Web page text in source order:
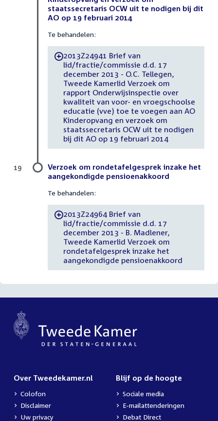
staatssecretaris OCW uit te nodigen bij dit
AO op 19 februari 2014
Te behandelen:
-2013Z24941 Brief van
lid/fractie/commissie d.d. 17
december 2013 - O.C. Tellegen,
Tweede Kamerlid Verzoek om
rapport Onderwijsinspectie over
kwaliteit van voor- en vroegschoolse
educatie (vve) toe te voegen aan AO
Kinderopvang en verzoek om
staatssecretaris OCW uit te nodigen
bij dit AO op 19 februari 2014
Verzoek om rondetafelgesprek inzake het
aangekondigde pensioenakkoord
Te behandelen:
-2013Z24964 Brief van
lid/fractie/commissie d.d. 17
december 2013 - B. Madlener,
Tweede Kamerlid Verzoek om
rondetafelgesprek inzake het
aangekondigde pensioenakkoord
19
Over Tweedekamer.nl
Colofon
Disclaimer
Uw privacy
Blijf op de hoogte
Sociale media
E-mailattenderingen
Debat Direct